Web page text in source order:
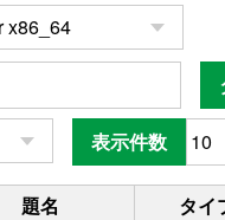
表示件数
題名
タイ